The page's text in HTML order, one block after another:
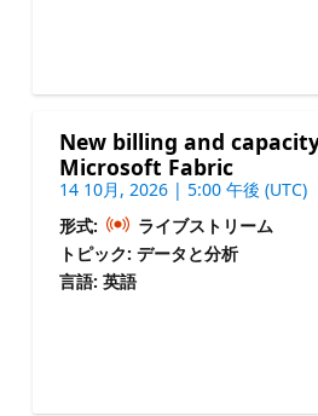
New billing and
Microsoft Fabric
14 10月, 2026 | 5:00 午後 (UTC)
形式:
ライブストリーム
トピック: データと分析
言語: 英語